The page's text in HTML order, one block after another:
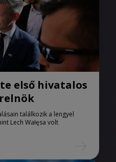
első hivatalos
találkozik a lengyel
Lech Wałęsa volt